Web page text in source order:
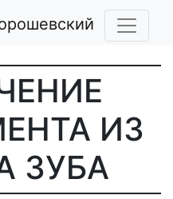
ИЗ
ЗУБА